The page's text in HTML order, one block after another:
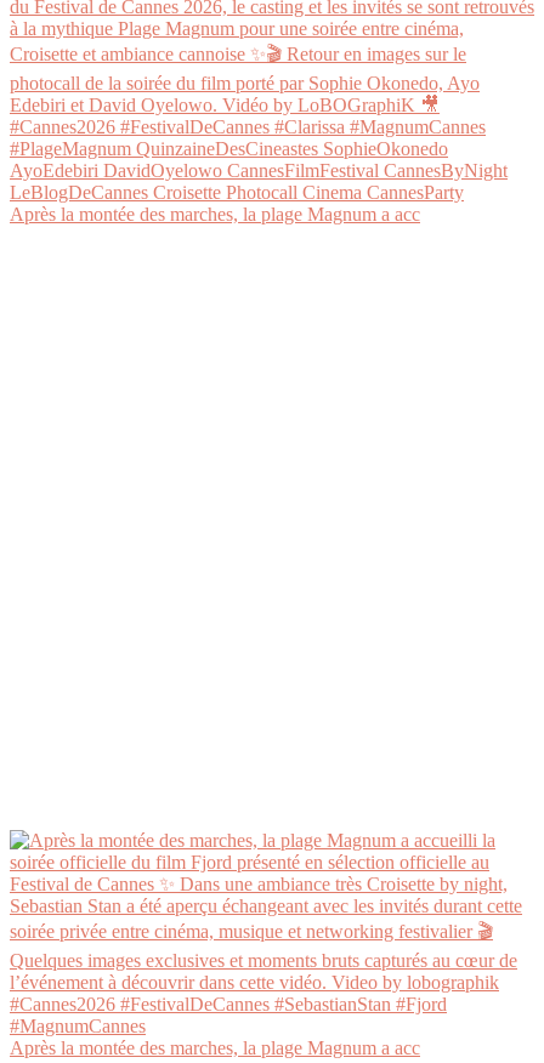
Après la montée des marches, la plage Magnum a acc
Après la montée des marches, la plage Magnum a acc